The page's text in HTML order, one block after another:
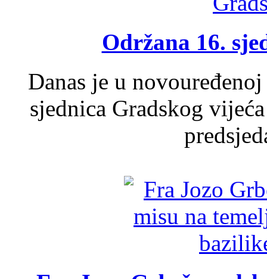
Održana 16.
Danas je u
sjednica Gradskog